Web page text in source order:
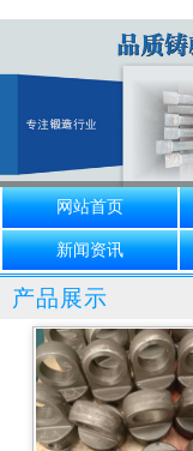
网站首页
新闻资讯
产品展示